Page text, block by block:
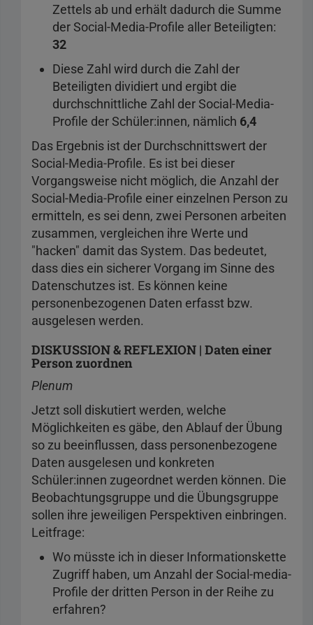
Zettels ab und erhält dadurch die Summe
der Social-Media-Profile aller Beteiligten:
32
Diese Zahl wird durch die Zahl der
Beteiligten dividiert und ergibt die
durchschnittliche Zahl der Social-Media-
Profile der Schüler:innen, nämlich 6,4
Das Ergebnis ist der Durchschnittswert der
Social-Media-Profile. Es ist bei dieser
Vorgangsweise nicht möglich, die Anzahl der
Social-Media-Profile einer einzelnen Person zu
ermitteln, es sei denn, zwei Personen arbeiten
zusammen, vergleichen ihre Werte und
"hacken" damit das System. Das bedeutet,
dass dies ein sicherer Vorgang im Sinne des
Datenschutzes ist. Es können keine
personenbezogenen Daten erfasst bzw.
ausgelesen werden.
DISKUSSION & REFLEXION | Daten einer
Person zuordnen
Plenum
Jetzt soll diskutiert werden, welche
Möglichkeiten es gäbe, den Ablauf der Übung
so zu beeinflussen, dass personenbezogene
Daten ausgelesen und konkreten
Schüler:innen zugeordnet werden können. Die
Beobachtungsgruppe und die Übungsgruppe
sollen ihre jeweiligen Perspektiven einbringen.
Leitfrage:
Wo müsste ich in dieser Informationskette
Zugriff haben, um Anzahl der Social-media-
Profile der dritten Person in der Reihe zu
erfahren?